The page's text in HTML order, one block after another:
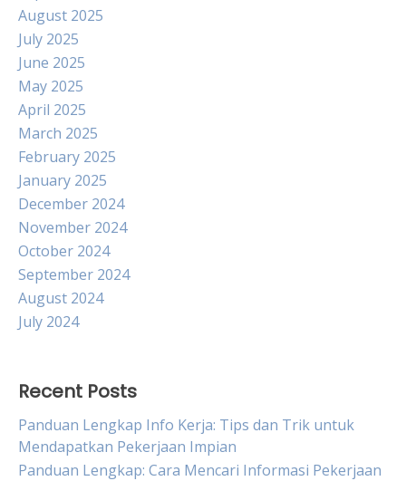
August 2025
July 2025
June 2025
May 2025
April 2025
March 2025
February 2025
January 2025
December 2024
November 2024
October 2024
September 2024
August 2024
July 2024
Recent Posts
Panduan Lengkap Info Kerja: Tips dan Trik untuk
Mendapatkan Pekerjaan Impian
Panduan Lengkap: Cara Mencari Informasi Pekerjaan